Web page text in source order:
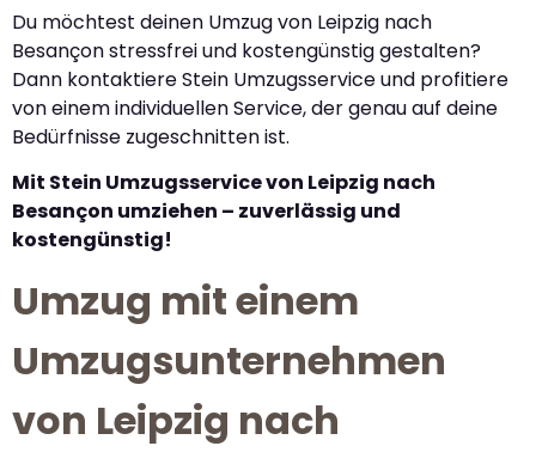
Du möchtest deinen Umzug von Leipzig nach
Besançon stressfrei und kostengünstig gestalten?
Dann kontaktiere Stein Umzugsservice und profitiere
von einem individuellen Service, der genau auf deine
Bedürfnisse zugeschnitten ist.
Mit Stein Umzugsservice von Leipzig nach
Besançon umziehen – zuverlässig und
kostengünstig!
Umzug mit einem
Umzugsunternehmen
von Leipzig nach